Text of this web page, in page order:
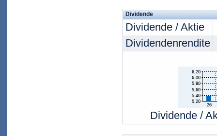
Dividende
Dividende / Aktie
Dividendenrendite
Dividende /